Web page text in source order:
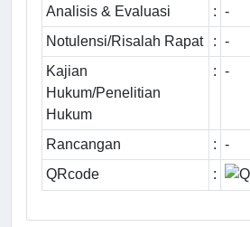
Analisis & Evaluasi : -
Notulensi/Risalah Rapat
: -
Kajian
Hukum/Penelitian
Hukum
: -
Rancangan : -
QRcode
: